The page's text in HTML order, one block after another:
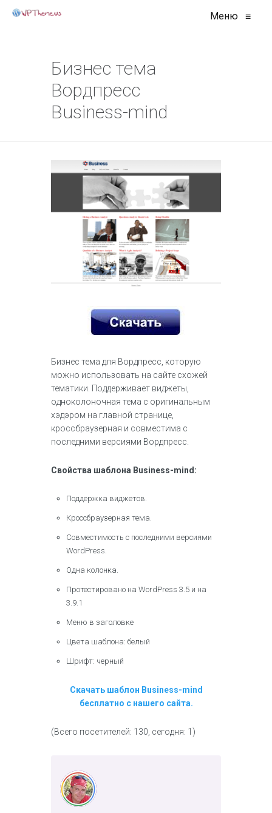
Меню ≡
Бизнес тема
Вордпресс
Business-mind
Бизнес тема для Вордпресс, которую
можно использовать на сайте схожей
тематики. Поддерживает виджеты,
одноколоночная тема с оригинальным
хэдэром на главной странице,
кроссбраузерная и совместима с
последними версиями Вордпресс.
Свойства шаблона Business-mind:
Поддержка виджетов.
Кроссбраузерная тема.
Совместимость с последними версиями
WordPress.
Одна колонка.
Протестировано на WordPress 3.5 и на
3.9.1
Меню в заголовке
Цвета шаблона: белый
Шрифт: черный
Скачать шаблон Business-mind
бесплатно с нашего сайта.
(Всего посетителей: 130, сегодня: 1)